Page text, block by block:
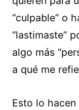
“culpable” o
“lastimaste”
algo más
a qué me
Esto lo